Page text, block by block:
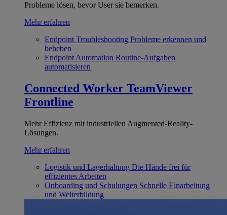
Probleme lösen, bevor User sie bemerken.
Mehr erfahren
Endpoint Troubleshooting Probleme erkennen und
beheben
Endpoint Automation Routine-Aufgaben
automatisieren
Connected Worker TeamViewer
Frontline
Mehr Effizienz mit industriellen Augmented-Reality-
Lösungen.
Mehr erfahren
Logistik und Lagerhaltung Die Hände frei für
effizientes Arbeiten
Onboarding und Schulungen Schnelle Einarbeitung
und Weiterbildung